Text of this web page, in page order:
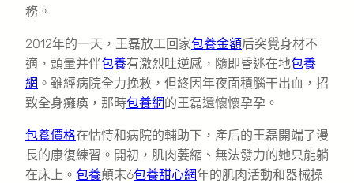
務。
2012年的一天，王磊放工回家包養金額后突覺身材不
適，頭暈并伴包養有激烈吐逆感，隨即昏迷在地包養
網 。雖經病院全力挽救，但終因年夜面積腦干出血，招
致全身癱瘓，那時包養網的王磊還懷懷孕孕。
包養價格在怙恃和病院的輔助下，產后的王磊開端了漫
長的康復練習。開初，肌肉萎縮、無法發力的她只能躺
在床上。 包養顛末6包養甜心網年的肌肉活動和器械操